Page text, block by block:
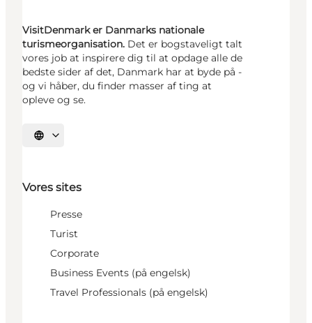
VisitDenmark er Danmarks nationale
turismeorganisation. Det er bogstaveligt talt
vores job at inspirere dig til at opdage alle de
bedste sider af det, Danmark har at byde på -
og vi håber, du finder masser af ting at
opleve og se.
Vælg sprog
Vores sites
Presse
Turist
Corporate
Business Events (på engelsk)
Travel Professionals (på engelsk)